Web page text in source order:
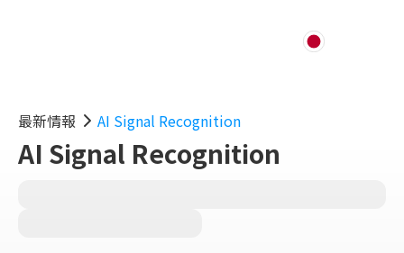
最新情報 AI Signal Recognition
AI Signal Recognition